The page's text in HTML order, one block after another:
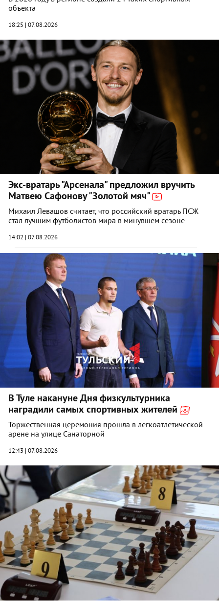
объекта
18:25 | 07.08.2026
Экс-вратарь "Арсенала" предложил вручить
Матвею Сафонову "Золотой мяч"
Михаил Левашов считает, что российский вратарь ПСЖ
стал лучшим футболистов мира в минувшем сезоне
14:02 | 07.08.2026
В Туле накануне Дня физкультурника
наградили самых спортивных жителей
Торжественная церемония прошла в легкоатлетической
арене на улице Санаторной
12:43 | 07.08.2026